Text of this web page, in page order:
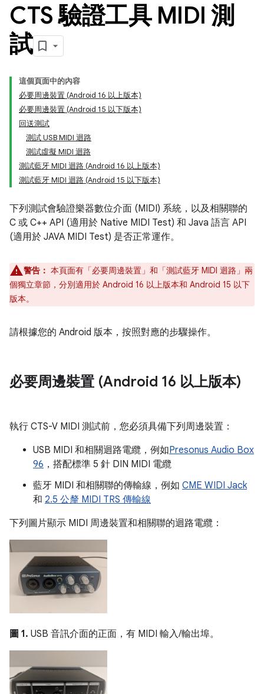
CTS 驗證工具 MIDI 測
試
這個頁面中的內容
必要周邊裝置 (Android 16 以上版本)
必要周邊裝置 (Android 15 以下版本)
回送測試
測試 USB MIDI 迴路
測試虛擬 MIDI 迴路
測試藍牙 MIDI 迴路 (Android 16 以上版本)
測試藍牙 MIDI 迴路 (Android 15 以下版本)
下列測試會驗證樂器數位介面 (MIDI) 系統，以及相關聯的
C 或 C++ API (適用於 Native MIDI Test) 和 Java 語言 API
(適用於 JAVA MIDI Test) 是否正常運作。
警告： 本頁面有「必要周邊裝置」和「測試藍牙 MIDI 迴路」兩
個獨立章節，分別適用於 Android 16 以上版本和 Android 15 以下
版本。
請根據您的 Android 版本，按照對應的步驟操作。
必要周邊裝置 (Android 16 以上版本)
執行 CTS-V MIDI 測試前，您必須具備下列周邊裝置：
USB MIDI 和相關迴路電纜，例如Presonus Audio Box
96 ，搭配標準 5 針 DIN MIDI 電纜
藍牙 MIDI 和相關聯的傳輸線，例如 CME WIDI Jack
和 2.5 公釐 MIDI TRS 傳輸線
下列圖片顯示 MIDI 周邊裝置和相關聯的迴路電纜：
圖 1. USB 音訊介面的正面，有 MIDI 輸入/輸出埠。